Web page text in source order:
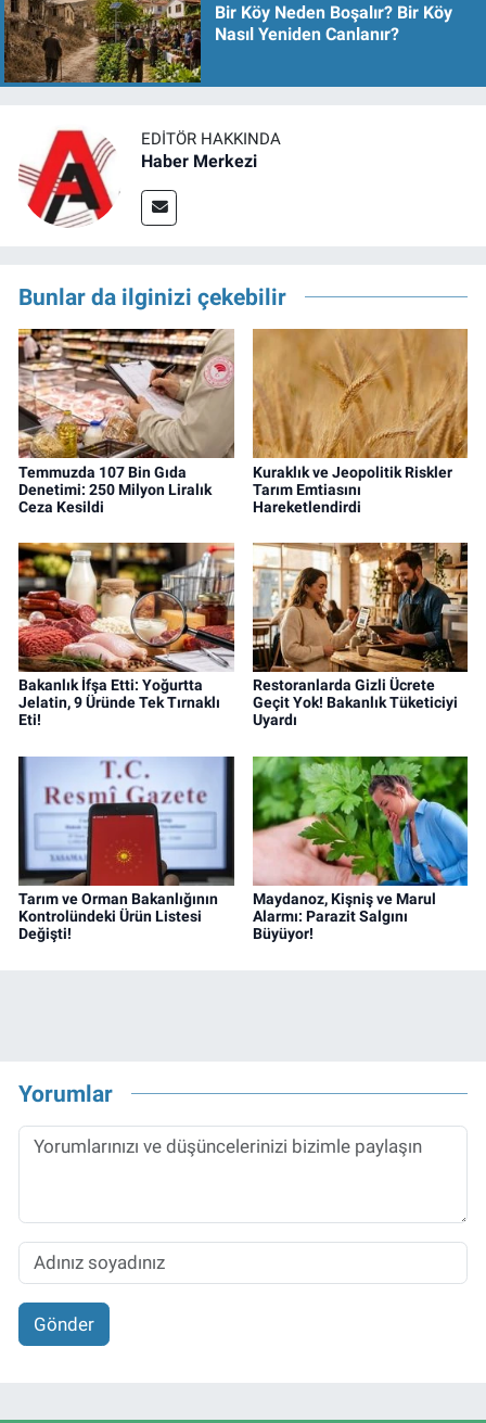
Bir Köy Neden Boşalır? Bir Köy
Nasıl Yeniden Canlanır?
EDITÖR HAKKINDA
Haber Merkezi
Bunlar da ilginizi çekebilir
Temmuzda 107 Bin Gıda
Denetimi: 250 Milyon Liralık
Ceza Kesildi
Kuraklık ve Jeopolitik Riskler
Tarım Emtiasını
Hareketlendirdi
Bakanlık İfşa Etti: Yoğurtta
Jelatin, 9 Üründe Tek Tırnaklı
Eti!
Restoranlarda Gizli Ücrete
Geçit Yok! Bakanlık Tüketiciyi
Uyardı
Tarım ve Orman Bakanlığının
Kontrolündeki Ürün Listesi
Değişti!
Maydanoz, Kişniş ve Marul
Alarmı: Parazit Salgını
Büyüyor!
Yorumlar
Gönder